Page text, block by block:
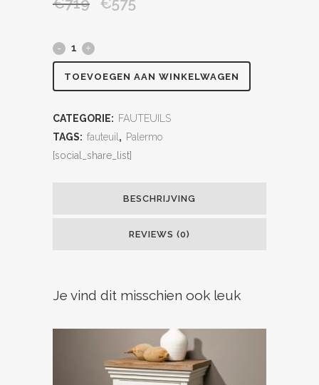
TOEVOEGEN AAN WINKELWAGEN
CATEGORIE: FAUTEUILS
TAGS: fauteuil , Palermo
[social_share_list]
BESCHRIJVING
REVIEWS (0)
Je vind dit misschien ook leuk